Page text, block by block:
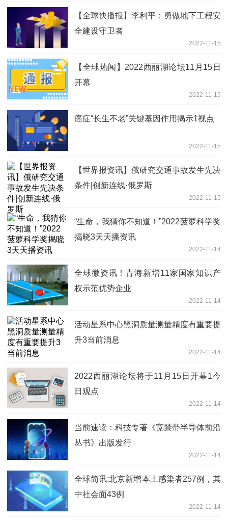
【全球快播报】李利平：勇做地下工程安
全建设守卫者
2022-11-15
【全球热闻】2022西丽湖论坛11月15日
开幕
2022-11-15
癌症“长生不老”关键基因作用揭示1视点
2022-11-15
【世界报资讯】俄研究交通事故发生先决
条件|创新连线·俄罗斯
2022-11-15
“生命，我猜你不知道！”2022菠萝科学奖
揭晓3天天播资讯
2022-11-14
全球微资讯！青海新增11家国家知识产
权示范优势企业
2022-11-14
活动星系中心黑洞质量测量精度有重要提
升3当前消息
2022-11-14
2022西丽湖论坛将于11月15日开幕1今
日观点
2022-11-14
当前速读：科技专著《宽禁带半导体前沿
丛书》出版发行
2022-11-14
全球简讯:北京新增本土感染者257例，其
中社会面43例
2022-11-14